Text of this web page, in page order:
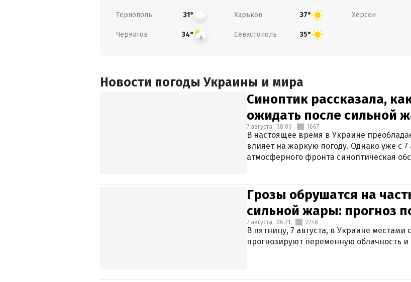
Тернополь 31° Харьков 37° Херсон
Чернигов 34° Севастополь 35°
Новости погоды Украины и мира
Синоптик рассказала,
ожидать после сильной
7 августа, 08:00 1667
В настоящее время в Украине
влияет на жаркую погоду. Однако уже с
атмосферного фронта синоптическая
Грозы обрушатся на
сильной жары: прогноз
7 августа, 06:21 2248
В пятницу, 7 августа, в Украине
прогнозируют переменную облачность и